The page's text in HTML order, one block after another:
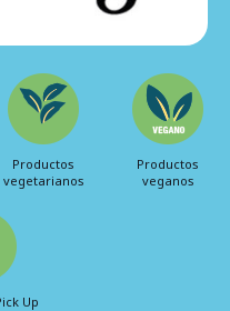
Productos
vegetarianos
Productos
veganos
Up